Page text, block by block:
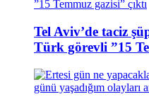
Tel Aviv’de taciz
Türk görevli ”15